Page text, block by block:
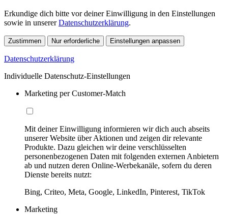
Erkundige dich bitte vor deiner Einwilligung in den Einstellungen
sowie in unsererDatenschutzerklärung.
Zustimmen Nur erforderliche Einstellungen anpassen
Datenschutzerklärung
Individuelle Datenschutz-Einstellungen
Marketing per Customer-Match
Mit deiner Einwilligung informieren wir dich auch abseits
unserer Website über Aktionen und zeigen dir relevante
Produkte. Dazu gleichen wir deine verschlüsselten
personenbezogenen Daten mit folgenden externen Anbietern
ab und nutzen deren Online-Werbekanäle, sofern du deren
Dienste bereits nutzt:
Bing, Criteo, Meta, Google, LinkedIn, Pinterest, TikTok
Marketing